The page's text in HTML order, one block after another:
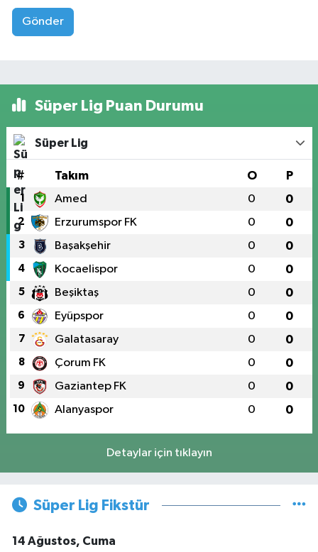
Gönder
Süper Lig Puan Durumu
Süper Lig
# Takım O P
1 Amed 0 0
2 Erzurumspor FK 0 0
3 Başakşehir 0 0
4 Kocaelispor 0 0
5 Beşiktaş 0 0
6 Eyüpspor 0 0
7 Galatasaray 0 0
8 Çorum FK 0 0
9 Gaziantep FK 0 0
10 Alanyaspor 0 0
Detaylar için tıklayın
Süper Lig Fikstür
14 Ağustos, Cuma